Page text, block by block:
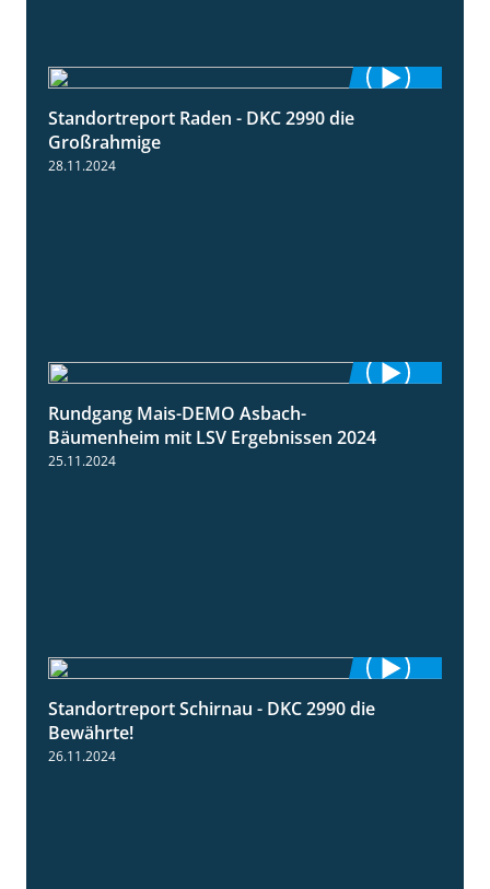
Standortreport Raden - DKC 2990 die
Großrahmige
28.11.2024
Rundgang Mais-DEMO Asbach-
Bäumenheim mit LSV Ergebnissen 2024
25.11.2024
2:14
Standortreport Schirnau - DKC 2990 die
Bewährte!
26.11.2024